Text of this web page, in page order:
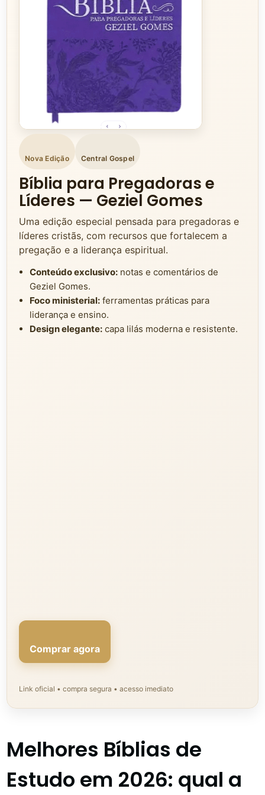
Nova Edição Central Gospel
Bíblia para Pregadoras e
Líderes — Geziel Gomes
Uma edição especial pensada para pregadoras e
líderes cristãs, com recursos que fortalecem a
pregação e a liderança espiritual.
Conteúdo exclusivo: notas e comentários de
Geziel Gomes.
Foco ministerial: ferramentas práticas para
liderança e ensino.
Design elegante: capa lilás moderna e resistente.
Comprar agora
Link oficial • compra segura • acesso imediato
Melhores Bíblias de
Estudo em 2026: qual a